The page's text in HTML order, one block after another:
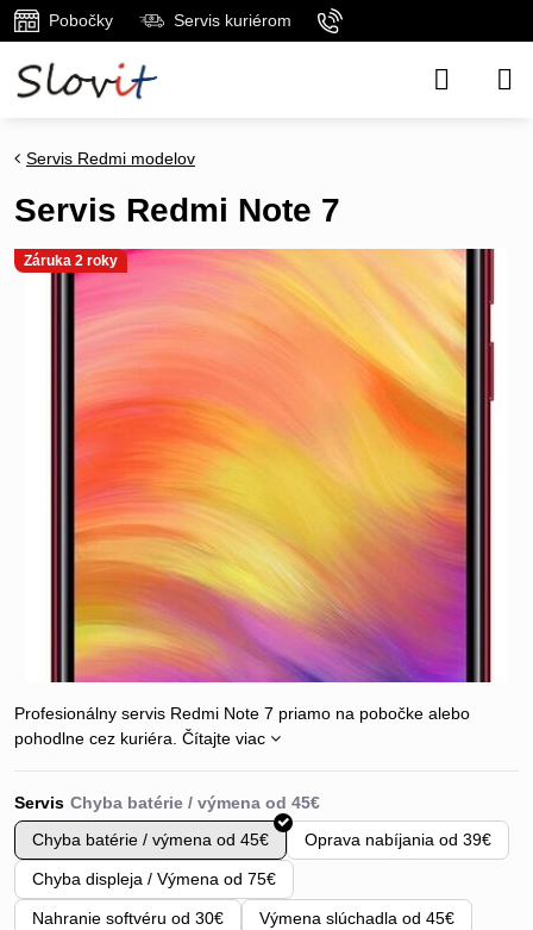
Pobočky Servis kuriérom
Záruka 2 roky
Servis Redmi modelov
Servis Redmi Note 7
Profesionálny servis Redmi Note 7 priamo na pobočke alebo
pohodlne cez kuriéra. Čítajte viac
Servis
Chyba batérie / výmena od 45€
Oprava nabíjania od 39€
Chyba displeja / Výmena od 75€
Nahranie softvéru od 30€ Výmena slúchadla od 45€